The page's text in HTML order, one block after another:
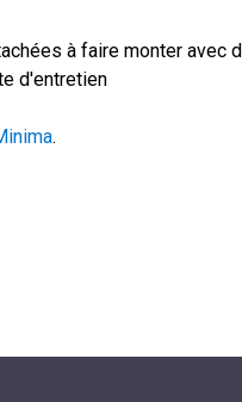
à faire monter avec
d'entretien
.